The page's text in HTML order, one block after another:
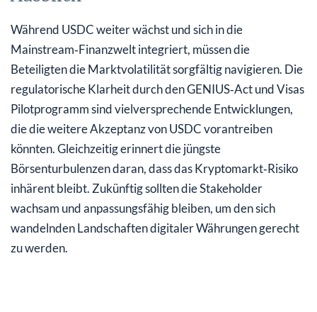
Während USDC weiter wächst und sich in die
Mainstream‑Finanzwelt integriert, müssen die
Beteiligten die Marktvolatilität sorgfältig navigieren. Die
regulatorische Klarheit durch den GENIUS‑Act und Visas
Pilotprogramm sind vielversprechende Entwicklungen,
die die weitere Akzeptanz von USDC vorantreiben
könnten. Gleichzeitig erinnert die jüngste
Börsenturbulenzen daran, dass das Kryptomarkt‑Risiko
inhärent bleibt. Zukünftig sollten die Stakeholder
wachsam und anpassungsfähig bleiben, um den sich
wandelnden Landschaften digitaler Währungen gerecht
zu werden.